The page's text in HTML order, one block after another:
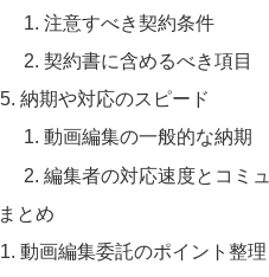
注意すべき契約条件
契約書に含めるべき項目
納期や対応のスピード
動画編集の一般的な納期
編集者の対応速度とコミ
まとめ
動画編集委託のポイント整理